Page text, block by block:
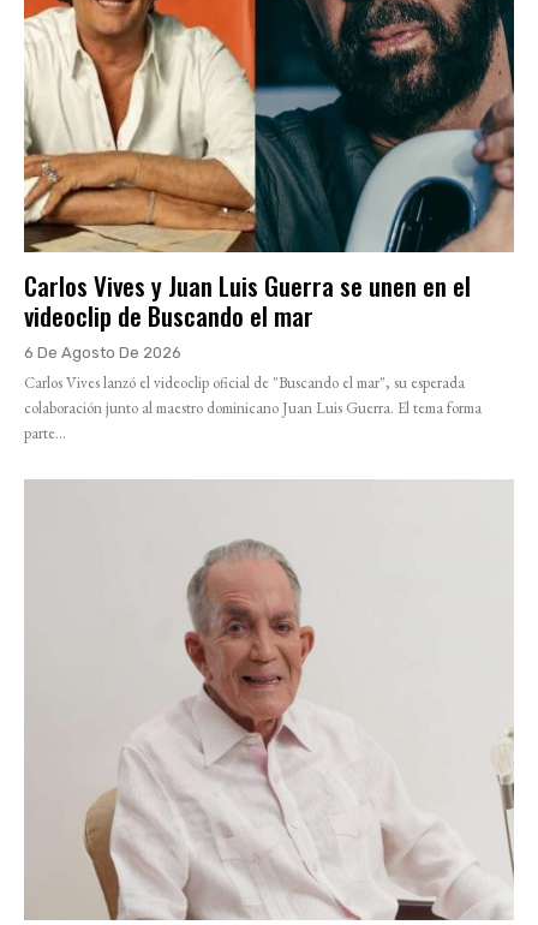
Carlos Vives y Juan Luis Guerra se unen en el
videoclip de Buscando el mar
6 De Agosto De 2026
Carlos Vives lanzó el videoclip oficial de "Buscando el mar", su esperada
colaboración junto al maestro dominicano Juan Luis Guerra. El tema forma
parte...